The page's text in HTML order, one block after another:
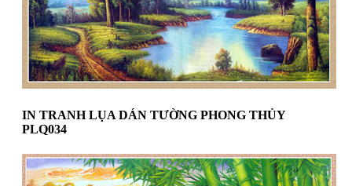
IN TRANH LỤA DÁN TƯỜNG PHONG THỦY
PLQ034